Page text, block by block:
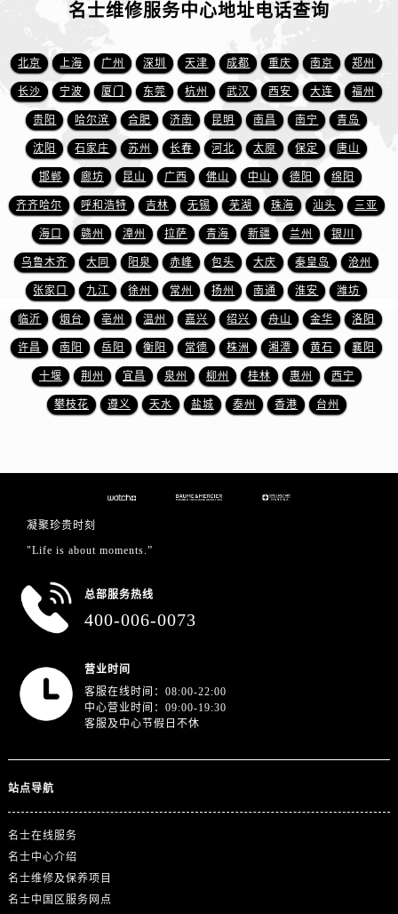
江西省景德镇市珠山区珠山中路名士售后服务中心（需提前预约）
江西省九江市浔阳区浔阳路名士售后服务中心（需提前预约）
江西省南昌市红谷滩新区红谷中大道998号绿地双子塔（中央广场）A1座办公楼14层1407室名士售后服务中心（需提前预约）
江西省萍乡市安源区萍安北大道与康庄路交叉口名士售后服务中心（需提前预约）
江西省上饶市信州区滨江西路名士售后服务中心（需提前预约）
江西省新余市渝水区北湖西路名士售后服务中心（需提前预约）
江西省宜春市袁州区中山中路名士售后服务中心（需提前预约）
江西省鹰潭市月湖区胜利东路名士售后服务中心（需提前预约）
山东省德州市德城区东风中路名士售后服务中心（需提前预约）
山东省东营市东营区济南路名士售后服务中心（需提前预约）
山东省济南市历下区经十路11111号华润中心写字楼（万象城）15层1508室名士售后服务中心（需提前预约）
山东省济宁市任城区太白楼路名士售后服务中心（需提前预约）
山东省莱芜市文化南路8号银座商城名表维修一楼名表维修名士售后服务中心（需提前预约）
山东省威海市环翠区新威海路89号振华商厦一楼名表维修名士售后服务中心（需提前预约）
名士维修服务中心地址电话查询
北京 上海 广州 深圳 天津 成都 重庆 南京 郑州
长沙 宁波 厦门 东莞 杭州 武汉 西安 大连 福州
贵阳 哈尔滨 合肥 济南 昆明 南昌 南宁 青岛
沈阳 石家庄 苏州 长春 河北 太原 保定 唐山
邯郸 廊坊 昆山 广西 佛山 中山 德阳 绵阳
齐齐哈尔 呼和浩特 吉林 无锡 芜湖 珠海 汕头 三亚
海口 赣州 漳州 拉萨 青海 新疆 兰州 银川
乌鲁木齐 大同 阳泉 赤峰 包头 大庆 秦皇岛 沧州
张家口 九江 徐州 常州 扬州 南通 淮安 潍坊
临沂 烟台 亳州 温州 嘉兴 绍兴 舟山 金华 洛阳
许昌 南阳 岳阳 衡阳 常德 株洲 湘潭 黄石 襄阳
十堰 荆州 宜昌 泉州 柳州 桂林 惠州 西宁
攀枝花 遵义 天水 盐城 泰州 香港 台州
凝聚珍贵时刻
"Life is about moments.”
总部服务热线
400-006-0073
营业时间
客服在线时间：08:00-22:00
中心营业时间：09:00-19:30
客服及中心节假日不休
站点导航
名士在线服务
名士中心介绍
名士维修及保养项目
名士中国区服务网点